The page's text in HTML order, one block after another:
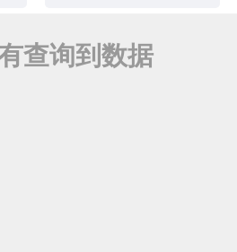
查询到数据